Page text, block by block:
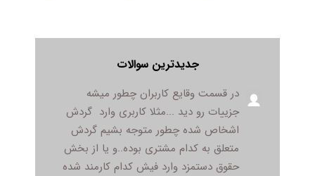
جدیدترین سوالات
در قسمت وقایع کاربران چطور میشه
جزییات رو دید ...مثلا کاربری وارد گردش
اشخاص شده چطور متوجه بشیم گردش
متعلق به کدام مشتری بوده..و یا از بخش
حقوق دستمزد وارد فیش کدام کارمند شده